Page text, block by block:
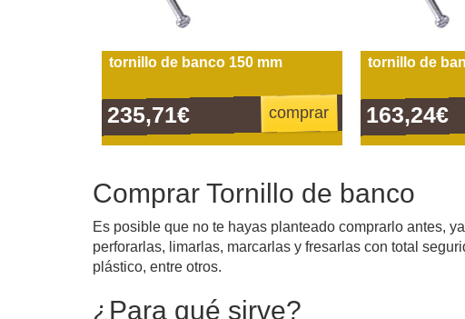
tornillo de banco 150 mm
235,71€ comprar
tornillo de
163,24€
Comprar Tornillo de banco
Es posible que no te hayas planteado comprarlo antes,
perforarlas, limarlas, marcarlas y fresarlas con total
plástico, entre otros.
¿Para qué sirve?